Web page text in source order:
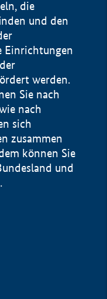
die
und den
Einrichtungen
werden.
Sie nach
nach
sich
zusammen
können Sie
und